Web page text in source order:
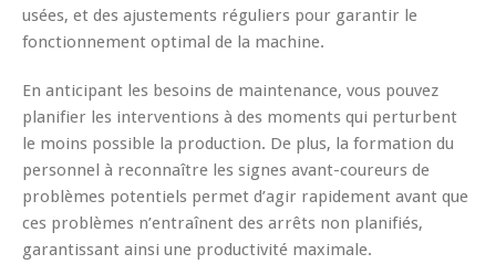
usées, et des ajustements réguliers pour garantir le
fonctionnement optimal de la machine.
En anticipant les besoins de maintenance, vous pouvez
planifier les interventions à des moments qui perturbent
le moins possible la production. De plus, la formation du
personnel à reconnaître les signes avant-coureurs de
problèmes potentiels permet d’agir rapidement avant que
ces problèmes n’entraînent des arrêts non planifiés,
garantissant ainsi une productivité maximale.